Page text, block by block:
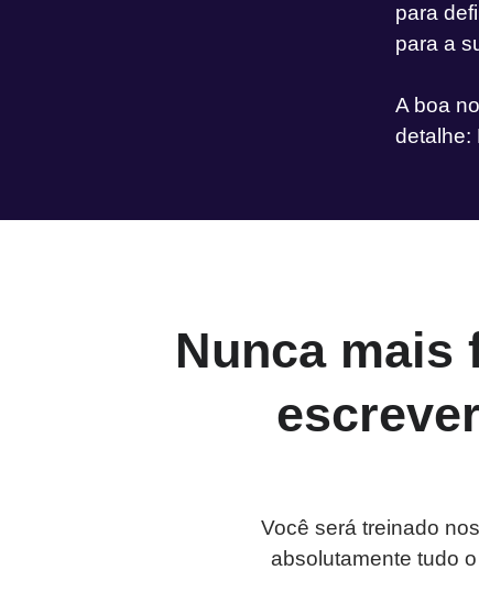
para
para a
A boa
detalhe:
Nunca mais
Você será treinado nos
absolutamente tudo